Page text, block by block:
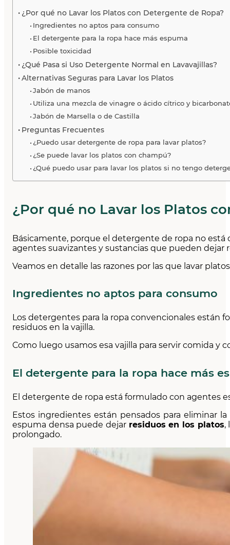
¿Por qué no Lavar los Platos con Detergente de Ropa?
Ingredientes no aptos para consumo
El detergente para la ropa hace más espuma
Posible toxicidad
¿Qué Pasa si Uso Detergente Normal en Lavavajillas?
Alternativas Seguras para Lavar los Platos
Jabón de manos
Utiliza una mezcla de vinagre o ácido cítrico y
Jabón de Marsella o de Castilla
Preguntas Frecuentes
¿Puedo usar detergente de ropa para lavar platos?
¿Se puede lavar los platos con champú?
¿Qué puedo usar para lavar los platos si no tengo
¿Por qué no Lavar los Platos
Básicamente, porque el detergente de ropa no está
agentes suavizantes y sustancias que pueden dejar
Veamos en detalle las razones por las que lavar
Ingredientes no aptos para consumo
Los detergentes para la ropa convencionales están
residuos en la vajilla.
Como luego usamos esa vajilla para servir comida y
El detergente para la ropa hace más
El detergente de ropa está formulado con agentes
Estos ingredientes están pensados para eliminar
espuma densa puede dejar residuos en los platos,
prolongado.